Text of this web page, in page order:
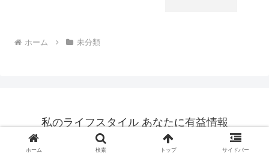
ホーム 未分類
私のライフスタイル あなたに有益情報
© 2023 私のライフスタイル あなたに有益情報.
ホーム 検索 トップ サイドバー